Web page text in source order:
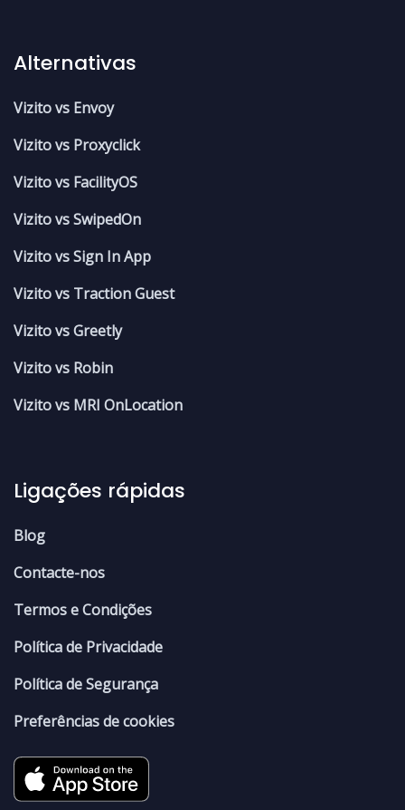
Alternativas
Vizito vs Envoy
Vizito vs Proxyclick
Vizito vs FacilityOS
Vizito vs SwipedOn
Vizito vs Sign In App
Vizito vs Traction Guest
Vizito vs Greetly
Vizito vs Robin
Vizito vs MRI OnLocation
Ligações rápidas
Blog
Contacte-nos
Termos e Condições
Política de Privacidade
Política de Segurança
Preferências de cookies